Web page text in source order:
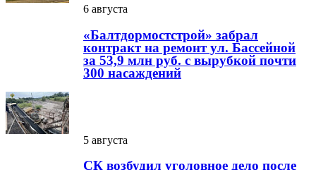
6 августа
«Балтдормостстрой» забрал
контракт на ремонт ул. Бассейной
за 53,9 млн руб. с вырубкой почти
300 насаждений
5 августа
СК возбудил уголовное дело после